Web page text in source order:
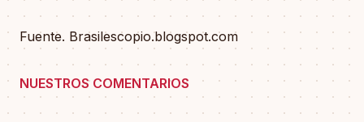
Fuente. Brasilescopio.blogspot.com
NUESTROS COMENTARIOS